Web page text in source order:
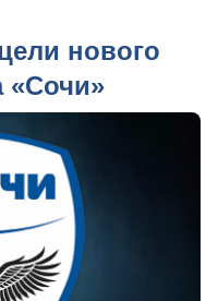
нового
«Сочи»